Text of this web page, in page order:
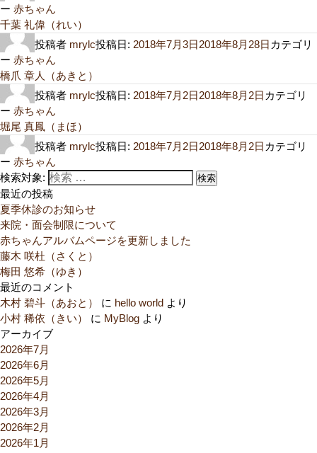
ー 赤ちゃん
千葉 礼偉（れい）
投稿者 mrylc投稿日: 2018年7月3日2018年8月28日 カテゴリ
ー 赤ちゃん
橋爪 章人（あきと）
投稿者 mrylc投稿日: 2018年7月2日2018年8月2日 カテゴリ
ー 赤ちゃん
堀尾 真鳳（まほ）
投稿者 mrylc投稿日: 2018年7月2日2018年8月2日 カテゴリ
ー 赤ちゃん
検索対象:
検索
最近の投稿
夏季休診のお知らせ
来院・面会制限について
赤ちゃんアルバムページを更新しました
藤木 咲杜（さくと）
梅田 悠希（ゆき）
最近のコメント
木村 碧斗（あおと）
に hello world より
小村 稀依（きい）
に MyBlog より
アーカイブ
2026年7月
2026年6月
2026年5月
2026年4月
2026年3月
2026年2月
2026年1月